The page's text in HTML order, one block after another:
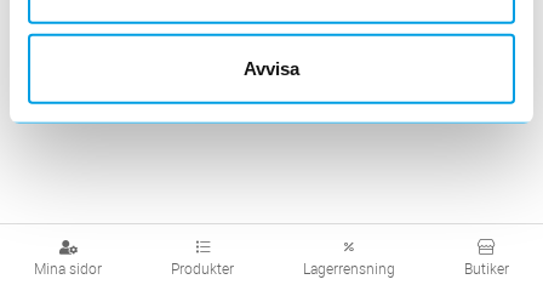
Avvisa
Mina sidor Produkter Lagerrensning Butiker